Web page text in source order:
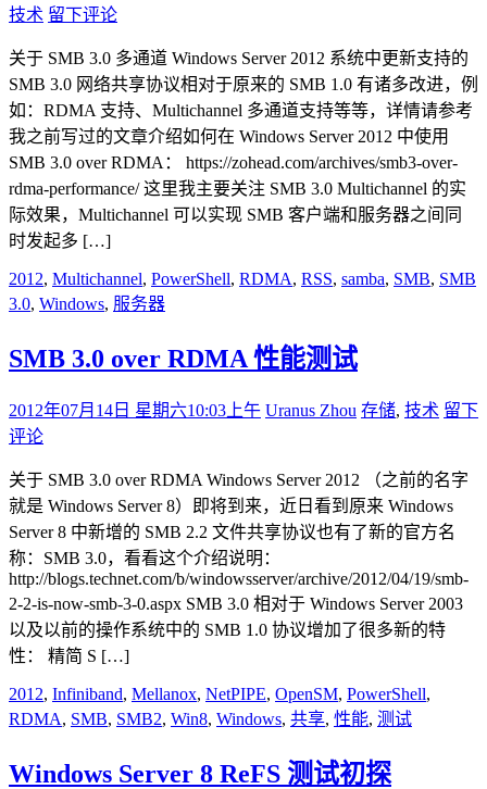
技术 留下评论
关于 SMB 3.0 多通道 Windows Server 2012 系统中更新支持的
SMB 3.0 网络共享协议相对于原来的 SMB 1.0 有诸多改进，例
如：RDMA 支持、Multichannel 多通道支持等等，详情请参考
我之前写过的文章介绍如何在 Windows Server 2012 中使用
SMB 3.0 over RDMA： https://zohead.com/archives/smb3-over-
rdma-performance/ 这里我主要关注 SMB 3.0 Multichannel 的实
际效果，Multichannel 可以实现 SMB 客户端和服务器之间同
时发起多 […]
2012, Multichannel, PowerShell, RDMA, RSS, samba, SMB, SMB
3.0, Windows, 服务器
SMB 3.0 over RDMA 性能测试
2012年07月14日 星期六10:03上午 Uranus Zhou 存储, 技术 留下
评论
关于 SMB 3.0 over RDMA Windows Server 2012 （之前的名字
就是 Windows Server 8）即将到来，近日看到原来 Windows
Server 8 中新增的 SMB 2.2 文件共享协议也有了新的官方名
称：SMB 3.0，看看这个介绍说明：
http://blogs.technet.com/b/windowsserver/archive/2012/04/19/smb-
2-2-is-now-smb-3-0.aspx SMB 3.0 相对于 Windows Server 2003
以及以前的操作系统中的 SMB 1.0 协议增加了很多新的特
性： 精简 S […]
2012, Infiniband, Mellanox, NetPIPE, OpenSM, PowerShell,
RDMA, SMB, SMB2, Win8, Windows, 共享, 性能, 测试
Windows Server 8 ReFS 测试初探